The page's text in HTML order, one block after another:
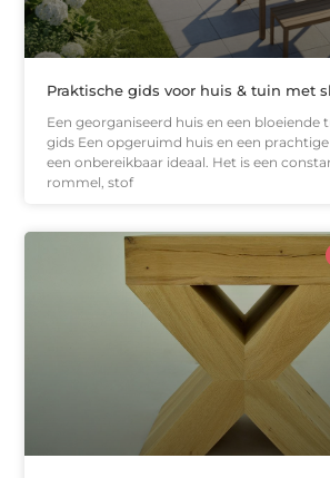
Praktische gids voor huis & tuin met
Een georganiseerd huis en een
gids Een opgeruimd huis en een
een onbereikbaar ideaal. Het is een
rommel, stof